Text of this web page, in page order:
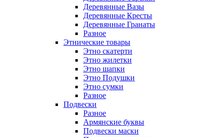
Деревянные Вазы
Деревянные Кресты
Деревянные Гранаты
Разное
Этнические товары
Этно скатерти
Этно жилетки
Этно шапки
Этно Подушки
Этно сумки
Разное
Подвески
Разное
Армянские буквы
Подвески маски